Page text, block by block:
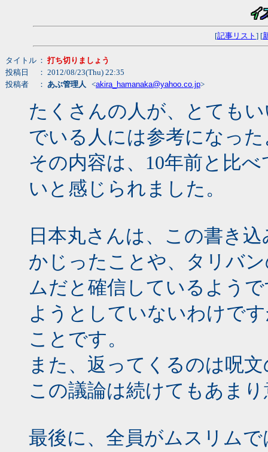
[記事リスト ] [
タイトル ： 打ち切りましょう
投稿日
： 2012/08/23(Thu) 22:35
投稿者
： あぶ管理人 <akira_hamanaka@yahoo.co.jp>
たくさんの人が、とても
でいる人には参考になっ
その内容は、10年前と比
いと感じられました。
日本丸さんは、この書き
かじったことや、タリバ
ムだと確信しているよう
ようとしていないわけで
ことです。
また、返ってくるのは呪
この議論は続けてもあま
最後に、全員がムスリム